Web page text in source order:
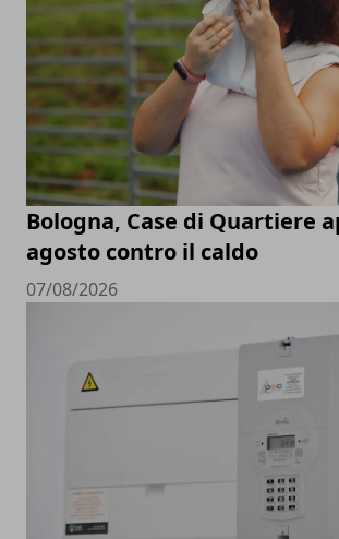
Bologna, Case di Quartiere
agosto contro il caldo
07/08/2026